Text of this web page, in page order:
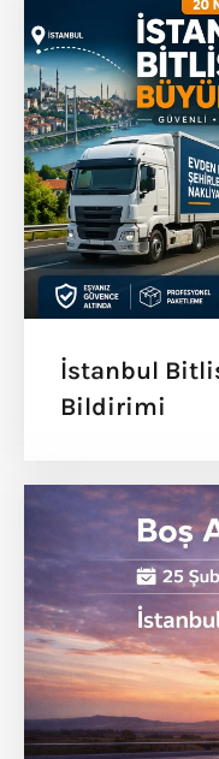
İstanbul
Bildirimi